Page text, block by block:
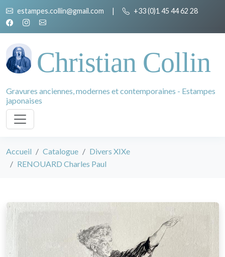
estampes.collin@gmail.com | +33 (0)1 45 44 62 28
Christian Collin
Gravures anciennes, modernes et contemporaines - Estampes
japonaises
Accueil Catalogue
Divers XIXe
RENOUARD Charles Paul